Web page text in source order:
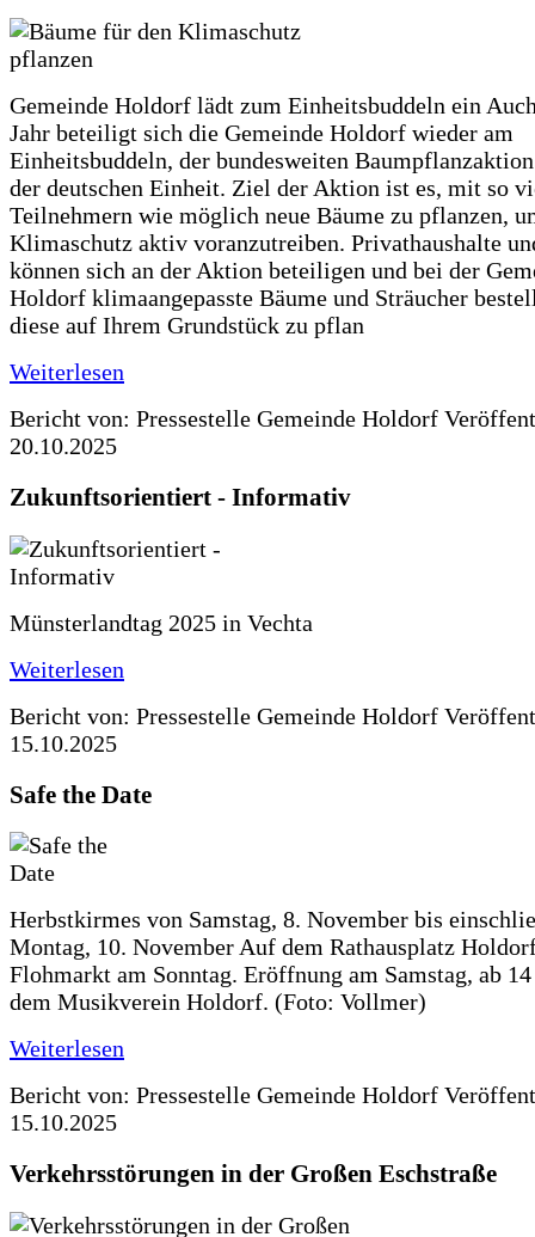
Gemeinde Holdorf lädt zum Einheitsbuddeln ein
Jahr beteiligt sich die Gemeinde Holdorf wieder am
Einheitsbuddeln, der bundesweiten
der deutschen Einheit. Ziel der Aktion ist es, mit so
Teilnehmern wie möglich neue Bäume zu pflanzen,
Klimaschutz aktiv voranzutreiben. Privathaushalte
können sich an der Aktion beteiligen und bei der
Holdorf klimaangepasste Bäume und Sträucher
diese auf Ihrem Grundstück zu pflan
Weiterlesen
Bericht von: Pressestelle Gemeinde Holdorf
20.10.2025
Zukunftsorientiert - Informativ
Münsterlandtag 2025 in Vechta
Weiterlesen
Bericht von: Pressestelle Gemeinde Holdorf
15.10.2025
Safe the Date
Herbstkirmes von Samstag, 8. November bis
Montag, 10. November Auf dem Rathausplatz
Flohmarkt am Sonntag. Eröffnung am Samstag, ab
dem Musikverein Holdorf. (Foto: Vollmer)
Weiterlesen
Bericht von: Pressestelle Gemeinde Holdorf
15.10.2025
Verkehrsstörungen in der Großen Eschstraße